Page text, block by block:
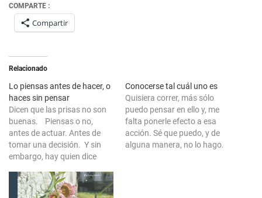
COMPARTE :
Compartir
Relacionado
Lo piensas antes de hacer, o
haces sin pensar
Dicen que las prisas no son
buenas. Piensas o no,
antes de actuar. Antes de
tomar una decisión. Y sin
embargo, hay quien dice
oportunidades, solo pasan
una vez en la vida. Puede
Conocerse tal cuál uno es
Quisiera correr, más sólo
puedo pensar en ello y, me
falta ponerle efecto a esa
acción. Sé que puedo, y de
alguna manera, no lo hago.